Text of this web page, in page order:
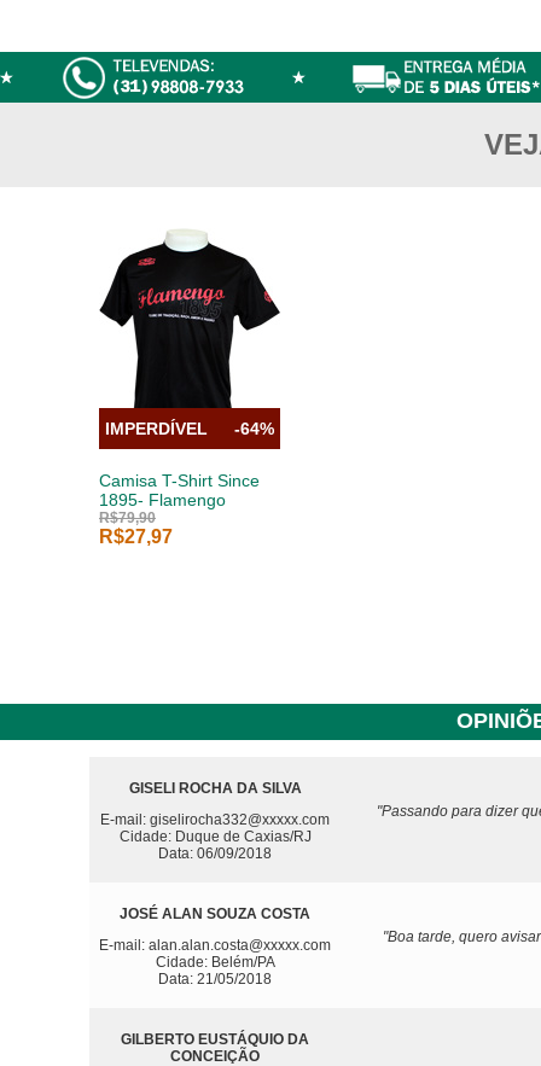
Camisa T-Shirt Since
1895- Flamengo
R$79,90
R$27,97
IMPERDÍVEL -64%
GISELI ROCHA DA SILVA
E-mail: giselirocha332@xxxxx.com
Cidade: Duque de Caxias/RJ
Data: 06/09/2018
"Passando para dizer
JOSÉ ALAN SOUZA COSTA
E-mail: alan.alan.costa@xxxxx.com
Cidade: Belém/PA
Data: 21/05/2018
"Boa tarde, quero
GILBERTO EUSTÁQUIO DA
CONCEIÇÃO